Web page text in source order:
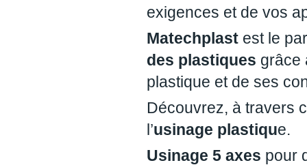
exigences et de vos
Matechplast est le
des plastiques grâce
plastique et de ses
Découvrez, à travers
l’usinage plastique.
Usinage 5 axes pour